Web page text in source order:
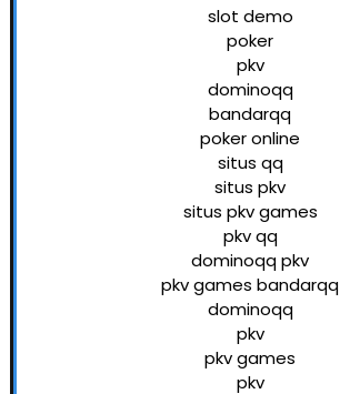
slot demo
poker
pkv
dominoqq
bandarqq
poker online
situs qq
situs pkv
situs pkv games
pkv qq
dominoqq pkv
pkv games bandarqq
dominoqq
pkv
pkv games
pkv